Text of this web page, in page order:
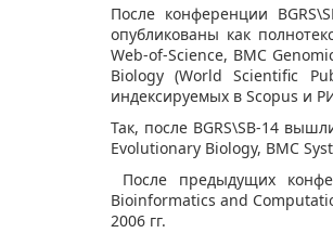
После конференции
опубликованы как
Web-of-Science, BMC
Biology (World Scientific
индексируемых в Scopus и
Так, после BGRS\SB-14
Evolutionary Biology, BMC
После предыдущих
Bioinformatics and
2006 гг.